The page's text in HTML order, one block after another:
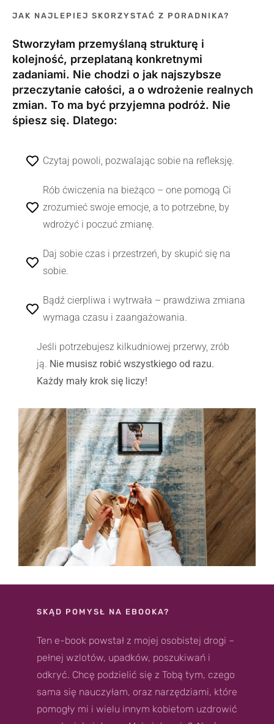
JAK NAJLEPIEJ SKORZYSTAĆ Z PORADNIKA?
Stworzyłam przemyślaną strukturę i
kolejność, przeplataną konkretnymi
zadaniami. Nie chodzi o jak najszybsze
przeczytanie całości, a o wdrożenie realnych
zmian. To ma być przyjemna podróż. Nie
śpiesz się. Dlatego:
Czytaj powoli, pozwalając sobie na refleksję.
Rób ćwiczenia na bieżąco – one pomogą Ci
zrozumieć swoje emocje, a to potrzebne, by
wdrożyć i poczuć zmianę.
Daj sobie czas i przestrzeń, by skupić się na
sobie.
Bądź cierpliwa i wytrwała – prawdziwa zmiana
wymaga czasu i zaangażowania.
Jeśli potrzebujesz kilkudniowej przerwy, zrób
ją. Nie musisz robić wszystkiego od razu.
Każdy mały krok się liczy!
SKĄD POMYSŁ NA EBOOKA?
Ten e-book powstał z mojej osobistej drogi –
pełnej wzlotów, upadków, poszukiwań i
odkryć. Chcę podzielić się z Tobą tym, czego
sama się nauczyłam, oraz narzędziami, które
pomogły mi i wielu innym kobietom uzdrowić